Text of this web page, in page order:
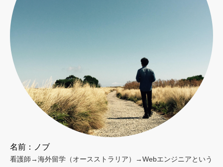
名前：ノブ
看護師→海外留学（オースストラリア）→Webエンジニアという